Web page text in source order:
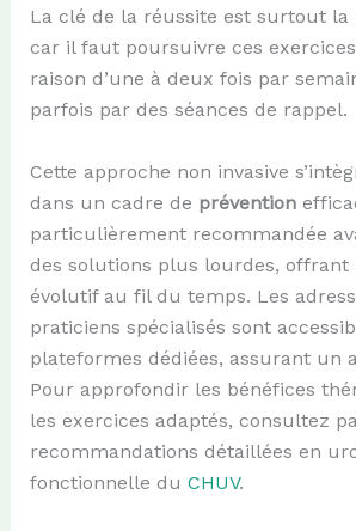
La clé de la réussite est surtout la
car il faut poursuivre ces
raison d’une à deux fois par
parfois par des séances de rappel.
Cette approche non invasive
dans un cadre de prévention
particulièrement recommandée
des solutions plus lourdes,
évolutif au fil du temps. Les
praticiens spécialisés sont
plateformes dédiées, assurant un
Pour approfondir les bénéfices
les exercices adaptés, consultez
recommandations détaillées en
fonctionnelle du CHUV.